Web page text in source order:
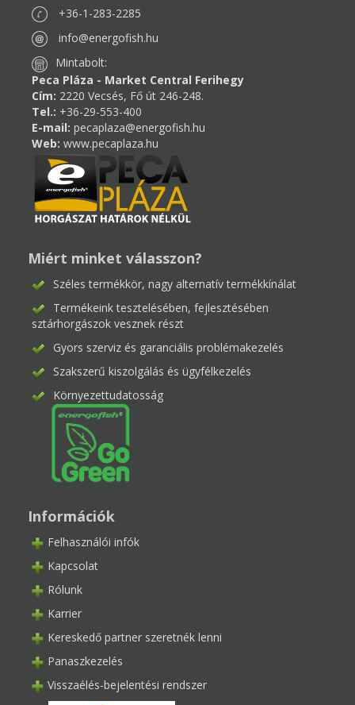
+36-1-283-2285
info@energofish.hu
Mintabolt:
Peca Pláza - Market Central Ferihegy
Cím: 2220 Vecsés, Fő út 246-248.
Tel.: +36-29-553-400
E-mail: pecaplaza@energofish.hu
Web: www.pecaplaza.hu
Miért minket válasszon?
Széles termékkör, nagy alternatív termékkínálat
Termékeink tesztelésében, fejlesztésében
sztárhorgászok vesznek részt
Gyors szerviz és garanciális problémakezelés
Szakszerű kiszolgálás és ügyfélkezelés
Környezettudatosság
Információk
Felhasználói infók
Kapcsolat
Rólunk
Karrier
Kereskedő partner szeretnék lenni
Panaszkezelés
Visszaélés-bejelentési rendszer